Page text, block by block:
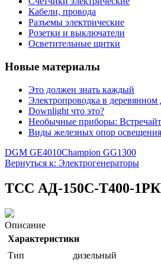
Кабели, провода
Разъемы электрические
Розетки и выключатели
Осветительные щитки
Новые материалы
Это должен знать каждый
Электропроводка в деревянном
Downlight что это?
Необычные приборы:
Виды железных опор
DGM GE4010Champion GG1300
Вернуться к: Электрогенераторы
ТСС АД-150С-Т400-
Описание
Характеристики
Тип
дизельный